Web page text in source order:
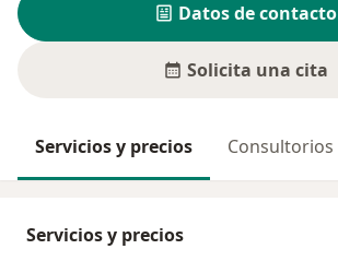
Datos de contacto
Solicita una cita
Servicios y precios Consultorios
Servicios y precios